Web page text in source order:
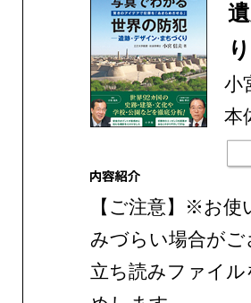
り
小
本
【ご注意】※お
みづらい場合が
立ち読みファイ